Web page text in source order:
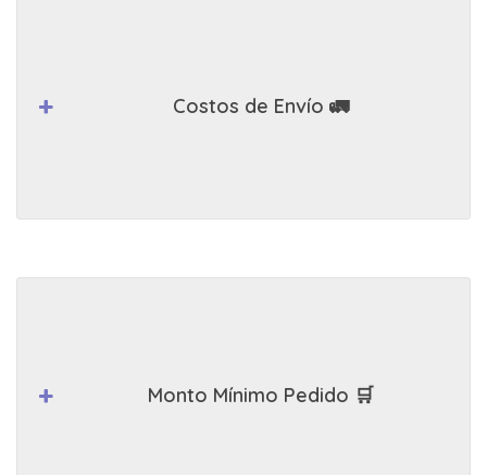
Costos de Envío 🚛
Monto Mínimo Pedido 🛒